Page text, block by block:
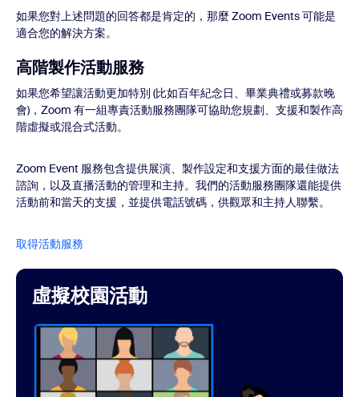
如果您對上述問題的回答都是肯定的，那麼 Zoom Events 可能是
適合您的解決方案。
高階製作活動服務
如果您希望讓活動更加特別 (比如百年紀念日、畢業典禮或募款晚
會)，Zoom 有一組專責活動服務團隊可協助您規劃、支援和製作高
階虛擬或混合式活動。
Zoom Event 服務包含提供展演、製作設定和支援方面的最佳做法
諮詢，以及直播活動的管理和主持。我們的活動服務團隊還能提供
活動前和當天的支援，並提供電話號碼，供觀眾和主持人聯繫。
取得活動服務
虛擬校園活動